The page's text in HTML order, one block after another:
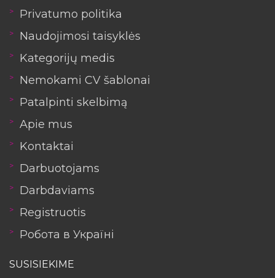
Privatumo politika
Naudojimosi taisyklės
Kategorijų medis
Nemokami CV šablonai
Patalpinti skelbimą
Apie mus
Kontaktai
Darbuotojams
Darbdaviams
Registruotis
Робота в Україні
SUSISIEKIME